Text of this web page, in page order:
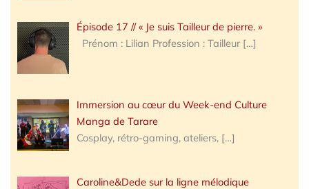
Épisode 17 // « Je suis Tailleur de pierre. »
Prénom : Lilian Profession : Tailleur […]
Immersion au cœur du Week-end Culture
Manga de Tarare
Cosplay, rétro-gaming, ateliers, […]
Caroline&Dede sur la ligne mélodique